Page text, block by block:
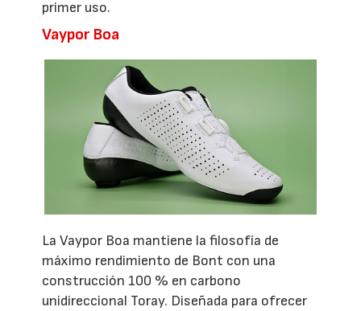
primer uso.
Vaypor Boa
La Vaypor Boa mantiene la filosofía de
máximo rendimiento de Bont con una
construcción 100 % en carbono
unidireccional Toray. Diseñada para ofrecer